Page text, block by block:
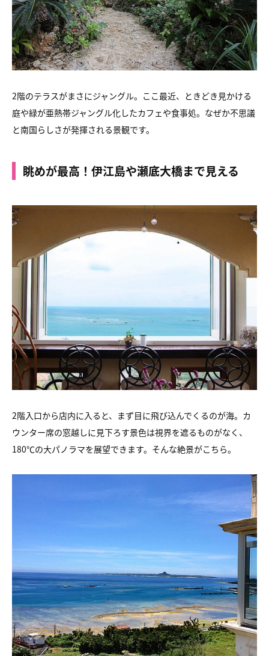
2階のテラスがまさにジャングル。ここ最近、ときどき見かける
庭や緑が亜熱帯ジャングル化したカフェや食事処。なぜか不思議
と南国らしさが発揮される景観です。
眺めが最高！伊江島や瀬底大橋まで見える
2階入口から店内に入ると、まず目に飛び込んでくるのが海。カ
ウンター席の窓越しに見下ろす景色は視界を遮るものがなく、
180℃の大パノラマを展望できます。そんな絶景がこちら。